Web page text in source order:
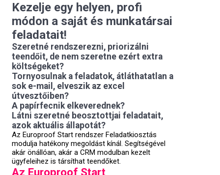
Kezelje egy helyen, profi
módon a saját és munkatársai
feladatait!
Szeretné rendszerezni, priorizálni
teendőit, de nem szeretne ezért extra
költségeket?
Tornyosulnak a feladatok, átláthatatlan a
sok e-mail, elveszik az excel
útvesztőiben?
A papírfecnik elkeverednek?
Látni szeretné beosztottjai feladatait,
azok aktuális állapotát?
Az Europroof Start rendszer Feladatkiosztás
modulja hatékony megoldást kínál. Segítségével
akár önállóan, akár a CRM modulban kezelt
ügyfeleihez is társíthat teendőket.
Az Europroof Start